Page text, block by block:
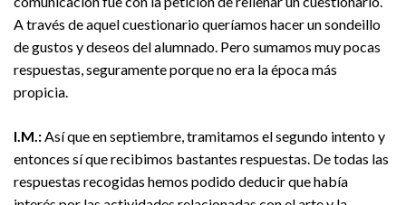
A través de aquel cuestionario queríamos hacer un sondeillo
de gustos y deseos del alumnado. Pero sumamos muy pocas
respuestas, seguramente porque no era la época más
propicia.
I.M.:Así que en septiembre, tramitamos el segundo intento y
entonces sí que recibimos bastantes respuestas. De todas las
respuestas recogidas hemos podido deducir que había